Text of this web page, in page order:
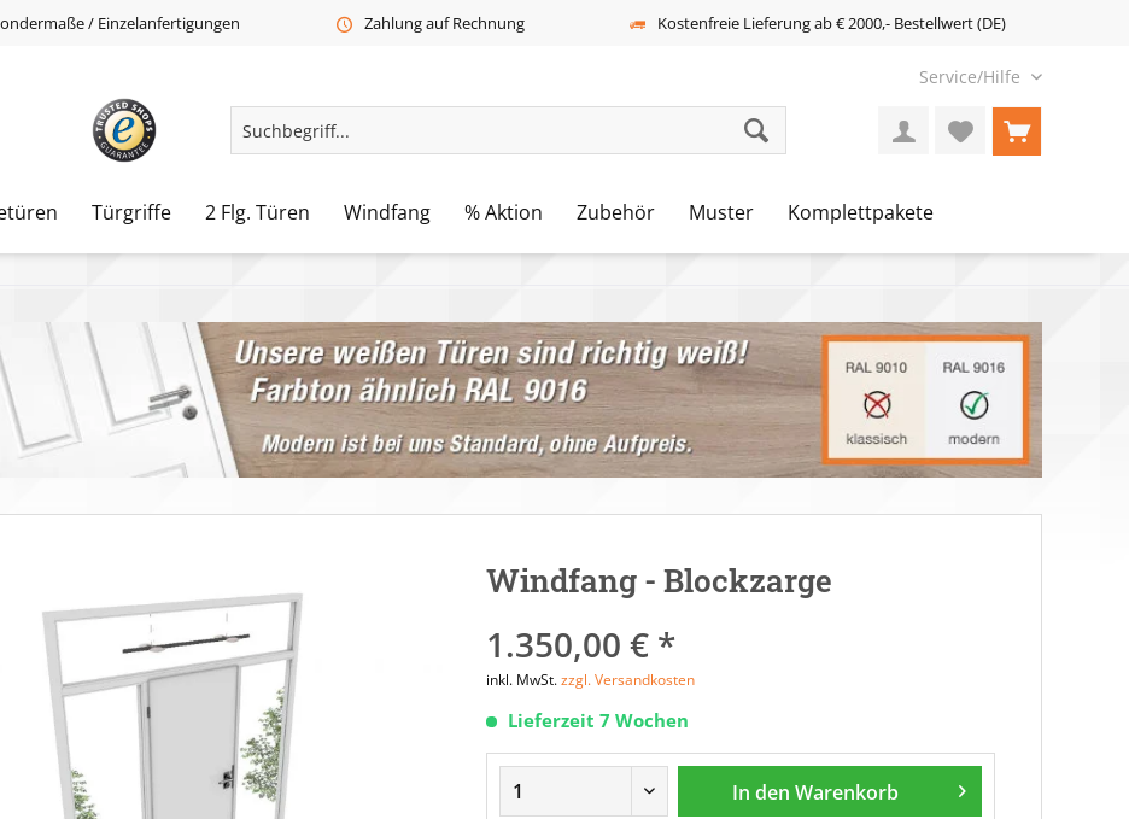
/ Einzelanfertigungen Zahlung auf Rechnung Kostenfreie Lieferung ab € 2000,- Bestellwert (DE)
Service/Hilfe
Türgriffe 2 Flg. Türen Windfang % Aktion Zubehör Muster Komplettpakete
Windfang - Blockzarge
1.350,00 € *
inkl. MwSt.zzgl. Versandkosten
Lieferzeit 7 Wochen
In den Warenkorb